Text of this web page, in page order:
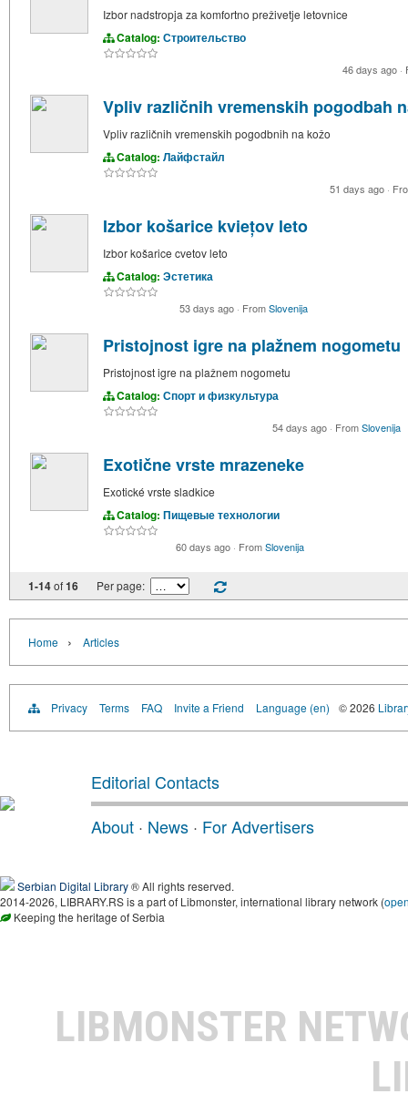
Izbor nadstropja za komfortno preživetje letovnice
Catalog: Строительство
46 days ago ·
Vpliv različnih vremenskih pogodbah
Vpliv različnih vremenskih pogodbnih na kožo
Catalog: Лайфстайл
51 days ago ·
Izbor košarice kviețov leto
Izbor košarice cvetov leto
Catalog: Эстетика
53 days ago · FromSlovenija
Pristojnost igre na plažnem nogometu
Pristojnost igre na plažnem nogometu
Catalog: Спорт и физкультура
54 days ago · FromSlovenija
Exotične vrste mrazeneke
Exotické vrste sladkice
Catalog: Пищевые технологии
60 days ago · FromSlovenija
1-14of16 Per page:
Home › Articles
Privacy Terms FAQ Invite a Friend Language (en) © 2026
Editorial Contacts
About · News · For Advertisers
Serbian Digital Library® All rights reserved.
2014-2026, LIBRARY.RS is a part of Libmonster, international library network (
Keeping the heritage of Serbia
LIBMONSTER